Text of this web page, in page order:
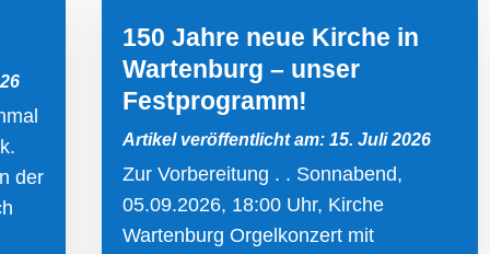
der
150 Jahre neue Kirche in
Wartenburg – unser
Festprogramm!
Artikel veröffentlicht am: 15. Juli 2026
Zur Vorbereitung . . Sonnabend,
05.09.2026, 18:00 Uhr, Kirche
Wartenburg Orgelkonzert mit